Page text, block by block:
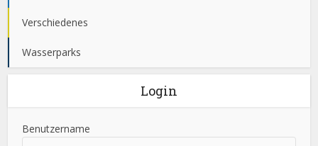
Verschiedenes
Wasserparks
Login
Benutzername